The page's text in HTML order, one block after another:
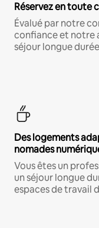
Réservez en toute
Évalué par notre
confiance et notre
séjour longue
Des logements
nomades
Vous êtes un
un séjour longue
espaces de travail